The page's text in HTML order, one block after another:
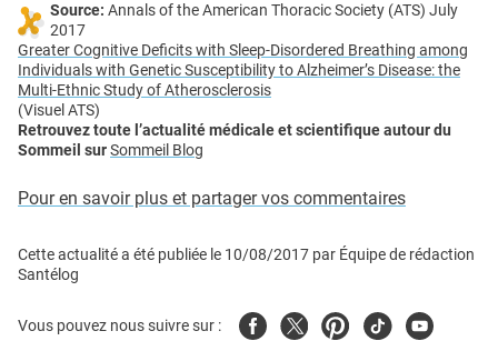
Source: Annals of the American Thoracic Society (ATS) July
2017
Greater Cognitive Deficits with Sleep-Disordered Breathing among
Individuals with Genetic Susceptibility to Alzheimer’s Disease: the
Multi-Ethnic Study of Atherosclerosis
(Visuel ATS)
Retrouvez toute l’actualité médicale et scientifique autour du
Sommeil surSommeil Blog
Pour en savoir plus et partager vos commentaires
Cette actualité a été publiée le 10/08/2017 par Équipe de rédaction
Santélog
Vous pouvez nous suivre sur : FacebookTwitterPinterest
TiktokYoutube